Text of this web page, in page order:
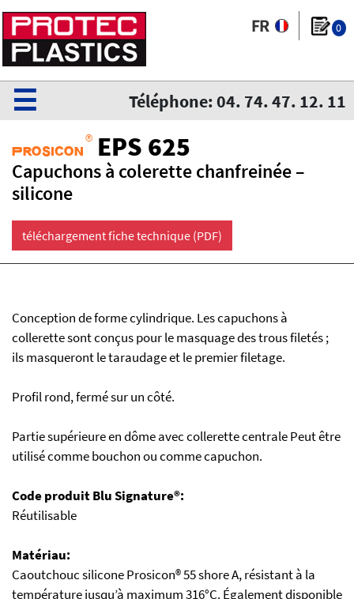
0
Téléphone: 04. 74. 47. 12. 11
☰
Prosicon ® EPS 625
Capuchons à colerette chanfreinée –
silicone
téléchargement fiche technique (PDF)
Conception de forme cylindrique. Les capuchons à
collerette sont conçus pour le masquage des trous filetés ;
ils masqueront le taraudage et le premier filetage.
Profil rond, fermé sur un côté.
Partie supérieure en dôme avec collerette centrale Peut être
utilisé comme bouchon ou comme capuchon.
Code produit Blu Signature®:
Réutilisable
Matériau:
Caoutchouc silicone Prosicon® 55 shore A, résistant à la
température jusqu’à maximum 316°C. Également disponible